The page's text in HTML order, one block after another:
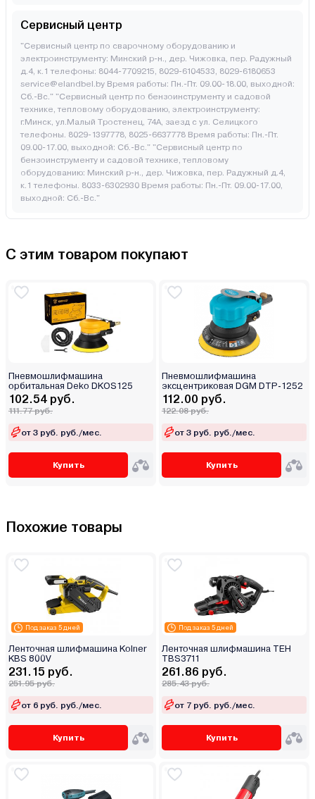
Сервисный центр
"Сервисный центр по сварочному оборудованию и
электроинструменту: Минский р-н., дер. Чижовка, пер. Радужный
д.4, к.1 телефоны: 8044-7709215, 8029-6104533, 8029-6180653
service@elandbel.by Время работы: Пн.-Пт. 09.00-18.00, выходной:
Сб.-Вс." "Сервисный центр по бензоинструменту и садовой
технике, тепловому оборудованию, электроинструменту:
г.Минск, ул.Малый Тростенец, 74А, заезд с ул. Селицкого
телефоны. 8029-1397778, 8025-6637778 Время работы: Пн.-Пт.
09.00-17.00, выходной: Cб.-Вс." "Сервисный центр по
бензоинструменту и садовой технике, тепловому
оборудованию: Минский р-н., дер. Чижовка, пер. Радужный д.4,
к.1 телефоны. 8033-6302930 Время работы: Пн.-Пт. 09.00-17.00,
выходной: Cб.-Вс."
С этим товаром покупают
Пневмошлифмашина
орбитальная Deko DKOS125
102.54 руб.
111.77 руб.
от 3 руб. руб./мес.
Купить
Пневмошлифмашина
эксцентриковая DGM DTP-1252
112.00 руб.
122.08 руб.
от 3 руб. руб./мес.
Купить
Похожие товары
Под заказ 5 дней
Ленточная шлифмашина Kolner
KBS 800V
231.15 руб.
251.95 руб.
от 6 руб. руб./мес.
Купить
Под заказ 5 дней
Ленточная шлифмашина TEH
TBS3711
261.86 руб.
285.43 руб.
от 7 руб. руб./мес.
Купить